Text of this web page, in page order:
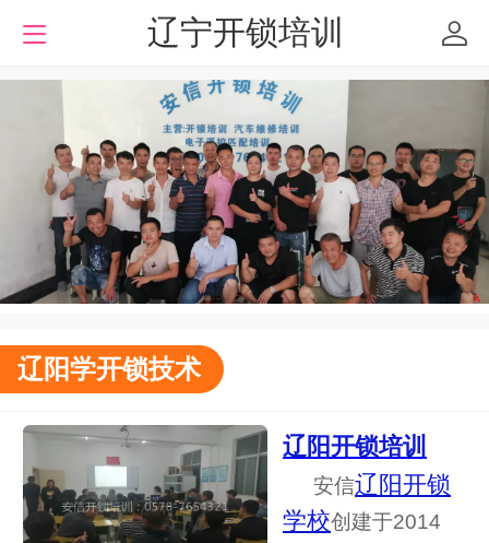
辽宁开锁培训
辽阳学开锁技术
辽阳开锁培训
安信辽阳开锁
学校创建于2014